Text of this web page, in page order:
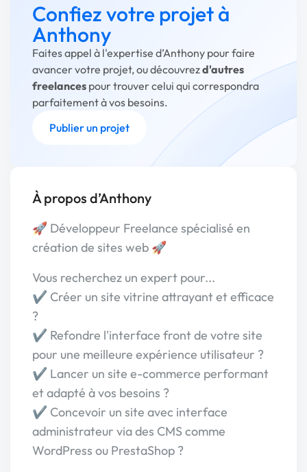
Confiez votre projet à
Anthony
Faites appel à l'expertise d’Anthony pour faire
avancer votre projet, ou découvrezd'autres
freelances pour trouver celui qui correspondra
parfaitement à vos besoins.
Publier un projet
À propos d’Anthony
🚀 Développeur Freelance spécialisé en
création de sites web 🚀
Vous recherchez un expert pour...
✔️ Créer un site vitrine attrayant et efficace
?
✔️ Refondre l'interface front de votre site
pour une meilleure expérience utilisateur ?
✔️ Lancer un site e-commerce performant
et adapté à vos besoins ?
✔️ Concevoir un site avec interface
administrateur via des CMS comme
WordPress ou PrestaShop ?